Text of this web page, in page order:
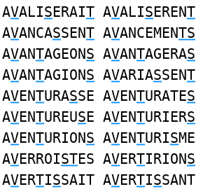
AVALISERAIT AVALISERENT
AVANCASSENT AVANCEMENTS
AVANTAGEONS AVANTAGERAS
AVANTAGIONS AVARIASSENT
AVENTURASSE AVENTURATES
AVENTUREUSE AVENTURIERS
AVENTURIONS AVENTURISME
AVERROISTES AVERTIRIONS
AVERTISSAIT AVERTISSANT